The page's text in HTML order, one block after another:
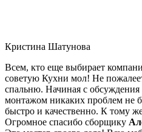
Кристина Шатунова
Всем, кто еще выбирает
советую Кухни мол! Не
спальню. Начиная с обсуждения
монтажом никаких проблем не
быстро и качественно. К тому
Огромное спасибо сборщику